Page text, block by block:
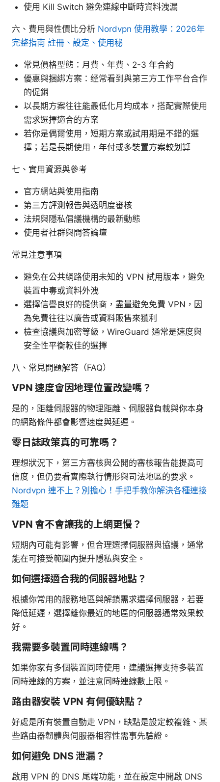
使用 Kill Switch 避免連線中斷時資料洩漏
六、費用與性價比分析 Nordvpn 使用教學：2026年
完整指南 註冊、設定、使用秘
常見價格型態：月費、年費、2-3 年合約
優惠與捆綁方案：经常看到與第三方工作平台合作
的促銷
以長期方案往往能最低化月均成本，搭配實際使用
需求選擇適合的方案
若你是偶爾使用，短期方案或試用期是不錯的選
擇；若是長期使用，年付或多裝置方案較划算
七、實用資源與參考
官方網站與使用指南
第三方評測報告與透明度審核
法規與隱私倡議機構的最新動態
使用者社群與問答論壇
常見注意事項
避免在公共網路使用未知的 VPN 試用版本，避免
裝置中毒或資料外洩
選擇信譽良好的提供商，盡量避免免費 VPN，因
為免費往往以廣告或資料販售來獲利
檢查協議與加密等級，WireGuard 通常是速度與
安全性平衡較佳的選擇
八、常見問題解答（FAQ）
VPN 速度會因地理位置改變嗎？
是的，距離伺服器的物理距離、伺服器負載與你本身
的網路條件都會影響速度與延遲。
零日誌政策真的可靠嗎？
理想狀況下，第三方審核與公開的審核報告能提高可
信度，但仍要看實際執行情形與司法地區的要求。
Nordvpn 連不上？別擔心！手把手教你解決各種連接
難題
VPN 會不會讓我的上網更慢？
短期內可能有影響，但合理選擇伺服器與協議，通常
能在可接受範圍內提升隱私與安全。
如何選擇適合我的伺服器地點？
根據你常用的服務地區與解鎖需求選擇伺服器，若要
降低延遲，選擇離你最近的地區的伺服器通常效果較
好。
我需要多裝置同時連線嗎？
如果你家有多個裝置同時使用，建議選擇支持多裝置
同時連線的方案，並注意同時連線數上限。
路由器安裝 VPN 有何優缺點？
好處是所有裝置自動走 VPN，缺點是設定較複雜、某
些路由器韌體與伺服器相容性需事先驗證。
如何避免 DNS 泄漏？
啟用 VPN 的 DNS 尾端功能，並在設定中開啟 DNS